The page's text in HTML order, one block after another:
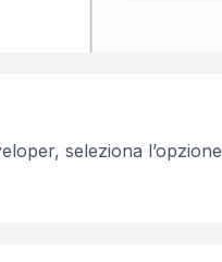
seleziona l’opzione